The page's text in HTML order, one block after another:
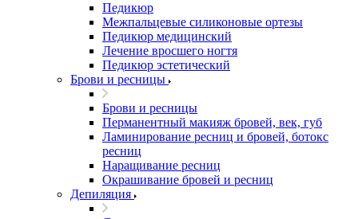
Педикюр
Межпальцевые силиконовые ортезы
Педикюр медицинский
Лечение вросшего ногтя
Педикюр эстетический
Брови и ресницы
Брови и ресницы
Перманентный макияж бровей, век, губ
Ламинирование ресниц и бровей, бoтoкс
ресниц
Наращивание ресниц
Окрашивание бровей и ресниц
Депиляция